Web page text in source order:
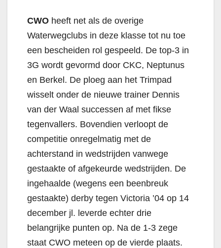
CWO heeft net als de overige
Waterwegclubs in deze klasse tot nu toe
een bescheiden rol gespeeld. De top-3 in
3G wordt gevormd door CKC, Neptunus
en Berkel. De ploeg aan het Trimpad
wisselt onder de nieuwe trainer Dennis
van der Waal successen af met fikse
tegenvallers. Bovendien verloopt de
competitie onregelmatig met de
achterstand in wedstrijden vanwege
gestaakte of afgekeurde wedstrijden. De
ingehaalde (wegens een beenbreuk
gestaakte) derby tegen Victoria ’04 op 14
december jl. leverde echter drie
belangrijke punten op. Na de 1-3 zege
staat CWO meteen op de vierde plaats.